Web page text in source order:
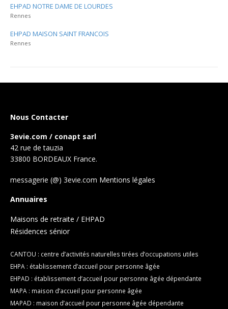
EHPAD NOTRE DAME DE LOURDES
Rennes
EHPAD MAISON SAINT FRANCOIS
Rennes
Nous Contacter
3evie.com / conapt sarl
42 rue de tauzia
33800 BORDEAUX France.
messagerie (@) 3evie.com Mentions légales
Annuaires
Maisons de retraite / EHPAD
Résidences sénior
CANTOU : centre d’activités naturelles tirées d’occupations utiles
EHPA : établissement d’accueil pour personne âgée
EHPAD : établissement d’accueil pour personne âgée dépendante
MAPA : maison d’accueil pour personne âgée
MAPAD : maison d’accueil pour personne âgée dépendante